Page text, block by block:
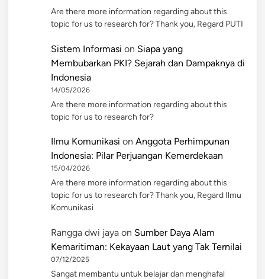
Are there more information regarding about this
topic for us to research for? Thank you, Regard PUTI
Sistem Informasi on Siapa yang
Membubarkan PKI? Sejarah dan Dampaknya di
Indonesia
14/05/2026
Are there more information regarding about this
topic for us to research for?
Ilmu Komunikasi on Anggota Perhimpunan
Indonesia: Pilar Perjuangan Kemerdekaan
15/04/2026
Are there more information regarding about this
topic for us to research for? Thank you, Regard Ilmu
Komunikasi
Rangga dwi jaya on Sumber Daya Alam
Kemaritiman: Kekayaan Laut yang Tak Ternilai
07/12/2025
Sangat membantu untuk belajar dan menghafal